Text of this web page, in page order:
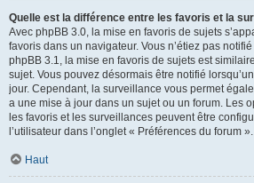
Quelle est la différence entre les favoris et la
Avec phpBB 3.0, la mise en favoris de sujets
favoris dans un navigateur. Vous n’étiez pas
phpBB 3.1, la mise en favoris de sujets est
sujet. Vous pouvez désormais être notifié
jour. Cependant, la surveillance vous permet
a une mise à jour dans un sujet ou un forum. Les
les favoris et les surveillances peuvent être
l’utilisateur dans l’onglet « Préférences du forum ».
Haut